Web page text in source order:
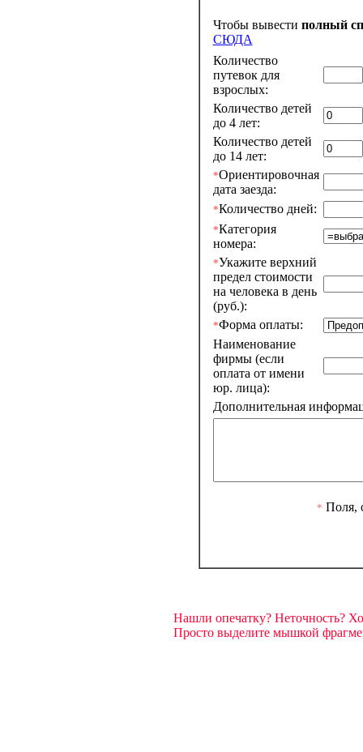
Чтобы вывести полный
СЮДА
Количество
путевок для
взрослых:
Количество детей
до 4 лет:
Количество детей
до 14 лет:
*Ориентировочная
дата заезда:
*Количество дней:
*Категория
номера:
*Укажите верхний
предел стоимости
на человека в день
(руб.):
*Форма оплаты:
Наименование
фирмы (если
оплата от имени
юр. лица):
Дополнительная
* Поля,
Нашли опечатку? Неточность?
Просто выделите мышкой